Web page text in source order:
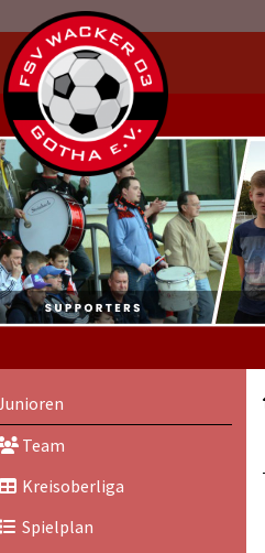
Team
Kreisoberliga
Spielplan